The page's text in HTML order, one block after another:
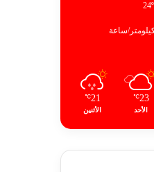
23
℃
الأحد
21
℃
الأثنين